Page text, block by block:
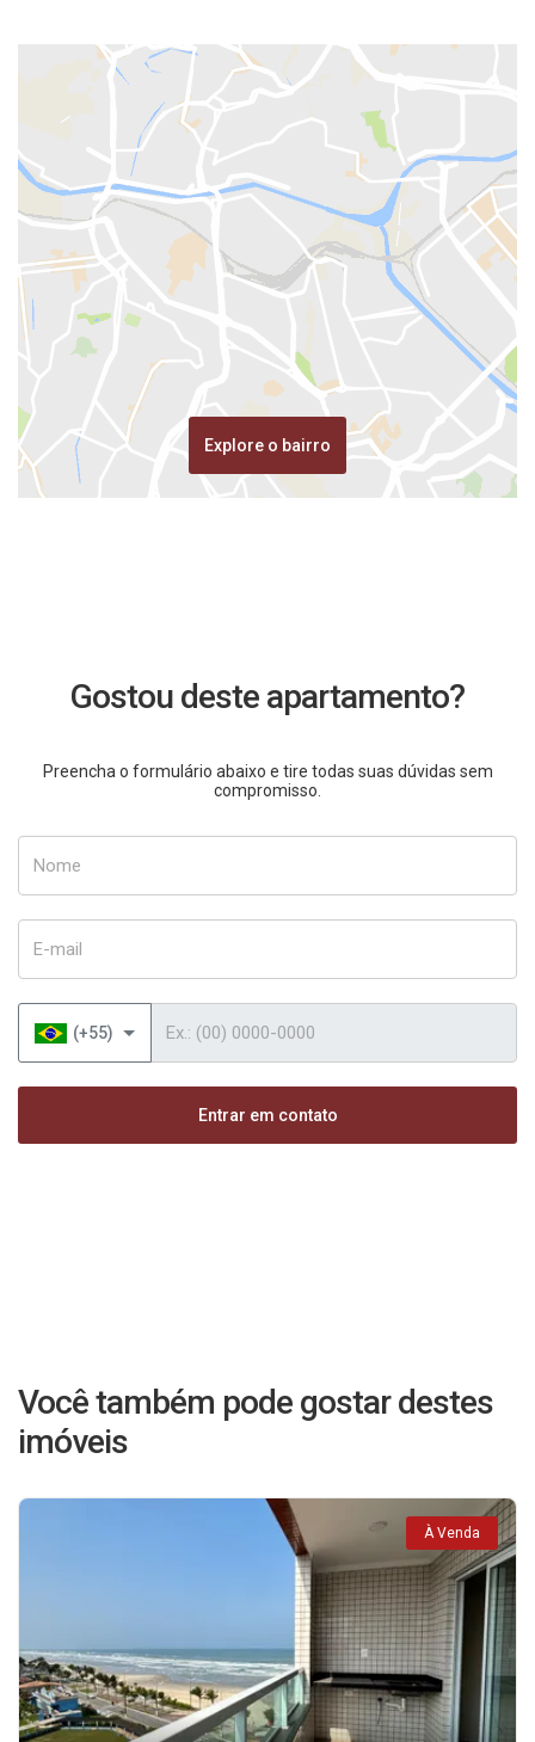
Explore o bairro
Gostou deste apartamento?
Preencha o formulário abaixo e tire todas suas dúvidas sem
compromisso.
(+55)
Entrar em contato
Você também pode gostar destes
imóveis
À Venda